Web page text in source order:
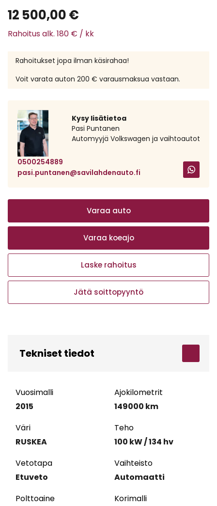
12 500,00€
Rahoitus alk. 180 € / kk
Rahoitukset jopa ilman käsirahaa!
Voit varata auton 200 € varausmaksua vastaan.
Kysy lisätietoa
Pasi Puntanen
Automyyjä Volkswagen ja vaihtoautot
0500254889
pasi.puntanen@savilahdenauto.fi
Varaa auto
Varaa koeajo
Laske rahoitus
Jätä soittopyyntö
Tekniset tiedot
Vuosimalli
2015
Ajokilometrit
149000 km
Väri
RUSKEA
Teho
100 kW / 134 hv
Vetotapa
Etuveto
Vaihteisto
Automaatti
Polttoaine
Korimalli